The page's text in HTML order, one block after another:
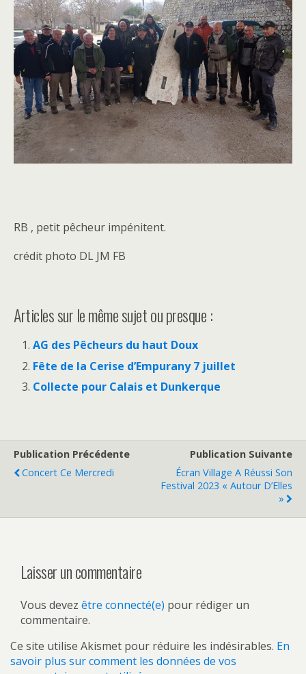
RB , petit pêcheur impénitent.
crédit photo DL JM FB
Articles sur le même sujet ou presque :
AG des Pêcheurs du haut Doux
Fête de la Cerise d’Empurany 7 juillet
Collecte pour Calais et Dunkerque
Publication Précédente
Concert Ce Mercredi
Publication Suivante
Écran Village A Réussi Son
Festival 2023 « Autour D’Elles
»
Laisser un commentaire
Vous devez être connecté(e) pour rédiger un
commentaire.
Ce site utilise Akismet pour réduire les indésirables. En
savoir plus sur comment les données de vos